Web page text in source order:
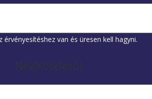
érvényesítéshez van és üresen kell hagyni.
Név(Kötelező)